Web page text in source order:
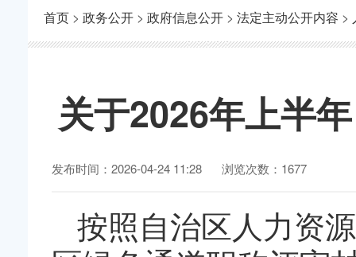
首页 > 政务公开 > 政府信息公开 > 法定主动公开内容 >
关于2026年上半
发布时间：2026-04-24 11:28 浏览次数：1677
按照自治区人力资